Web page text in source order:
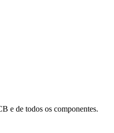
e de todos os componentes.